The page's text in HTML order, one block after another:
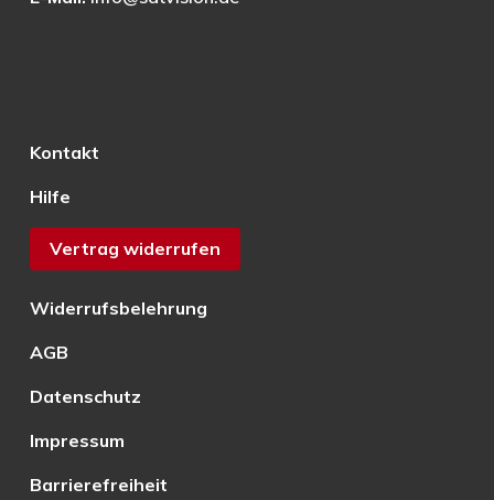
Kontakt
Hilfe
Vertrag widerrufen
Widerrufsbelehrung
AGB
Datenschutz
Impressum
Barrierefreiheit